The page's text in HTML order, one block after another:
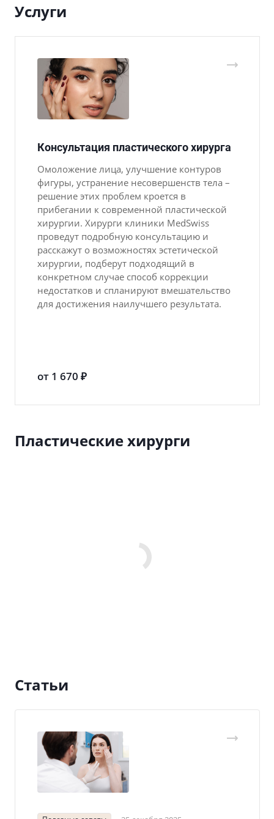
Услуги
Консультация пластического хирурга
Омоложение лица, улучшение контуров
фигуры, устранение несовершенств тела –
решение этих проблем кроется в
прибегании к современной пластической
хирургии. Хирурги клиники MedSwiss
проведут подробную консультацию и
расскажут о возможностях эстетической
хирургии, подберут подходящий в
конкретном случае способ коррекции
недостатков и спланируют вмешательство
для достижения наилучшего результата.
от 1 670 ₽
Пластические хирурги
Статьи